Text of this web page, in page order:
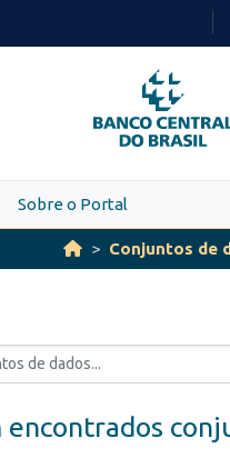
PARA
O
Sobre o Portal
Conjuntos de
encontrados